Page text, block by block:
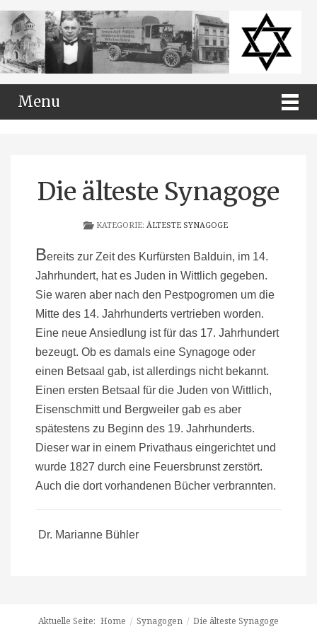
Menu
Die älteste Synagoge
KATEGORIE: ÄLTESTE SYNAGOGE
Bereits zur Zeit des Kurfürsten Balduin, im 14.
Jahrhundert, hat es Juden in Wittlich gegeben.
Sie waren aber nach den Pestpogromen um die
Mitte des 14. Jahrhunderts vertrieben worden.
Eine neue Ansiedlung ist für das 17. Jahrhundert
bezeugt. Ob es damals eine Synagoge oder
einen Betsaal gab, ist allerdings nicht bekannt.
Einen ersten Betsaal für die Juden von Wittlich,
Eisenschmitt und Bergweiler gab es aber
spätestens zu Beginn des 19. Jahrhunderts.
Dieser war in einem Privathaus eingerichtet und
wurde 1827 durch eine Feuersbrunst zerstört.
Auch die dort vorhandenen Bücher verbrannten.
Dr. Marianne Bühler
Aktuelle Seite: Home / Synagogen / Die älteste Synagoge